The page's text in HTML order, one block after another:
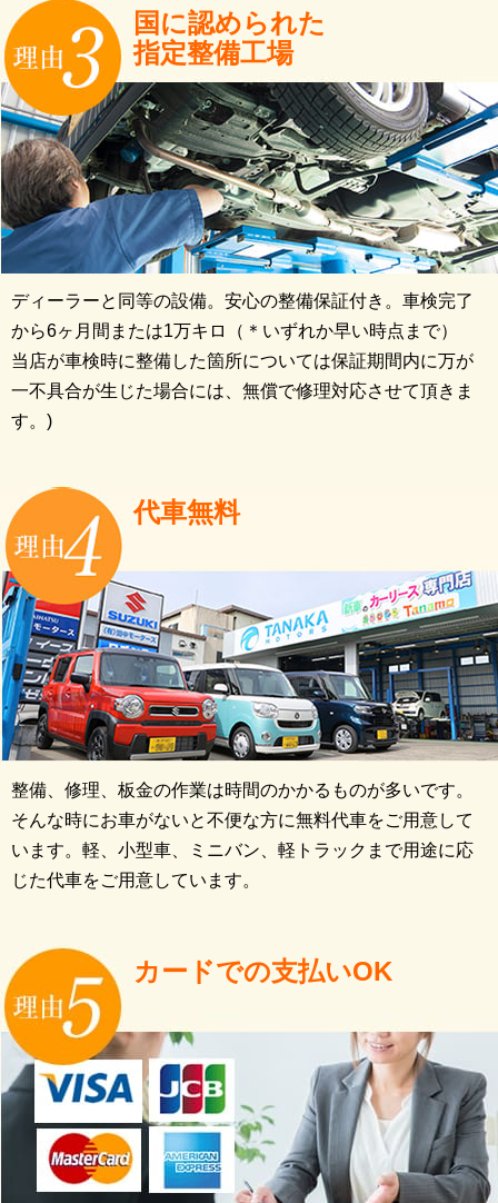
国に認められた
指定整備工場
ディーラーと同等の設備。安心の整備保証付き。車検完了
から6ヶ月間または1万キロ（＊いずれか早い時点まで）
当店が車検時に整備した箇所については保証期間内に万が
一不具合が生じた場合には、無償で修理対応させて頂きま
す。)
代車無料
整備、修理、板金の作業は時間のかかるものが多いです。
そんな時にお車がないと不便な方に無料代車をご用意して
います。軽、小型車、ミニバン、軽トラックまで用途に応
じた代車をご用意しています。
カードでの支払いOK